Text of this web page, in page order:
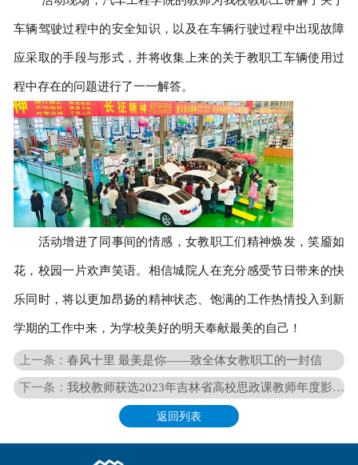
车辆驾驶过程中的安全知识，以及在车辆行驶过程中出现故障
应采取的手段与形式，并将收集上来的关于教职工车辆使用过
程中存在的问题进行了一一解答。
活动增进了同事间的情感，女教职工们精神焕发，笑靥如
花，校园一片欢声笑语。相信城院人在充分感受节日带来的快
乐同时，将以更加昂扬的精神状态、饱满的工作热情投入到新
学期的工作中来，为学校美好的明天奉献最美的自己！
上一条： 春风十里 最美是你——致全体女教职工的一封信
下一条： 我校教师获选2023年吉林省高校思政课教师年度影响力提名人物
返回列表